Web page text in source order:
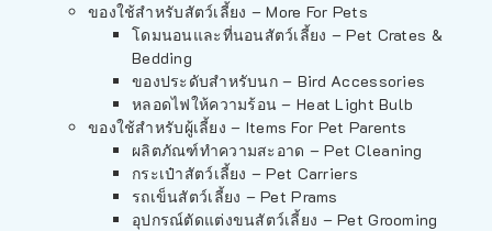
ของใช้สำหรับสัตว์เลี้ยง – More For Pets
โดมนอนและที่นอนสัตว์เลี้ยง – Pet Crates &
Bedding
ของประดับสำหรับนก – Bird Accessories
หลอดไฟให้ความร้อน – Heat Light Bulb
ของใช้สำหรับผู้เลี้ยง – Items For Pet Parents
ผลิตภัณฑ์ทำความสะอาด – Pet Cleaning
กระเป๋าสัตว์เลี้ยง – Pet Carriers
รถเข็นสัตว์เลี้ยง – Pet Prams
อุปกรณ์ตัดแต่งขนสัตว์เลี้ยง – Pet Grooming